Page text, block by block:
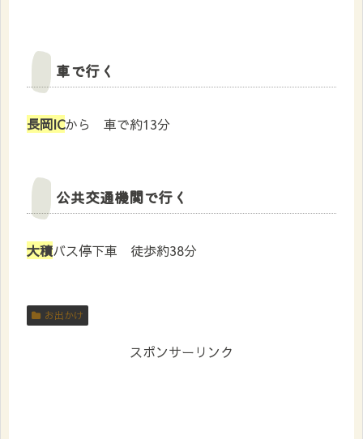
車で行く
長岡ICから 車で約13分
公共交通機関で行く
大積バス停下車 徒歩約38分
お出かけ
スポンサーリンク